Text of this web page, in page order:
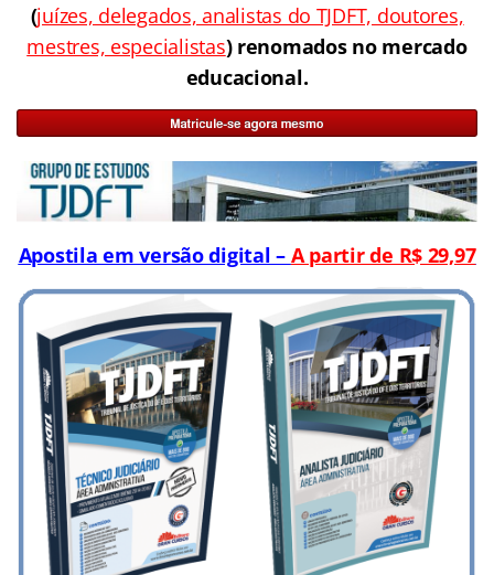
(juízes, delegados, analistas do TJDFT, doutores,
mestres, especialistas) renomados no mercado
educacional.
Apostila em versão digital – A partir de R$ 29,97